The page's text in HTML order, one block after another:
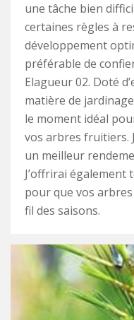
une tâche bien
certaines règles à
développement
préférable de
Elagueur 02. Doté
matière de
le moment idéal
vos arbres fruitiers.
un meilleur
J’offrirai également
pour que vos
fil des saisons.